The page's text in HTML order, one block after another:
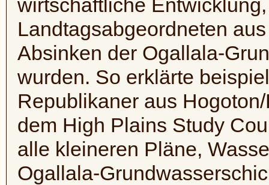
wirtschaftliche
Landtagsabgeordneten
Absinken der Ogallala-
wurden. So erklärte
Republikaner aus
dem High Plains Study
alle kleineren Pläne,
Ogallala-